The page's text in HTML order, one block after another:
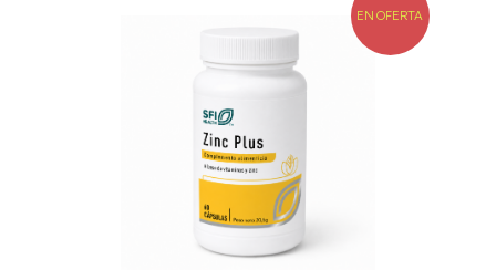
EN OFERTA